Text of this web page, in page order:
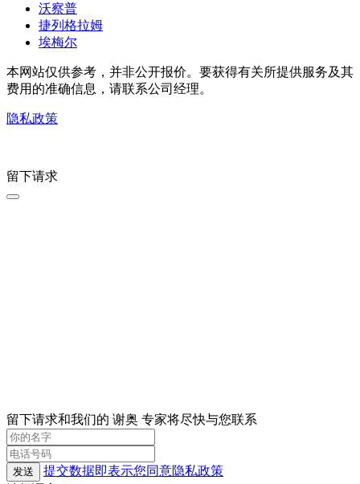
沃察普
捷列格拉姆
埃梅尔
本网站仅供参考，并非公开报价。要获得有关所提供服务及其
费用的准确信息，请联系公司经理。
隐私政策
留下请求
留下请求和我们的 谢奥 专家将尽快与您联系
发送
提交数据即表示您同意隐私政策